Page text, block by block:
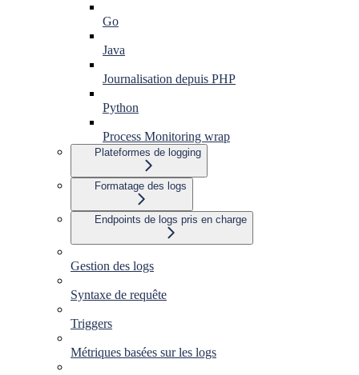
Go
Java
Journalisation depuis PHP
Python
Process Monitoring wrap
Plateformes de logging
Formatage des logs
Endpoints de logs pris en charge
Gestion des logs
Syntaxe de requête
Triggers
Métriques basées sur les logs